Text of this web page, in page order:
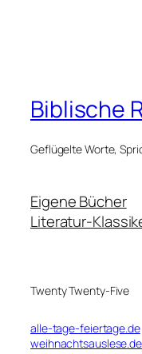
Biblische
Geflügelte Worte,
Eigene Bücher
Literatur-
Twenty Twenty-Five
alle-tage-feiertage.de
weihnachtsauslese.de